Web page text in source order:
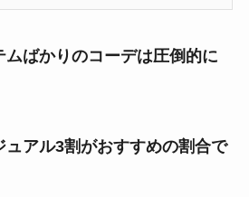
ムばかりのコーデは圧倒的に
ュアル3割がおすすめの割合で